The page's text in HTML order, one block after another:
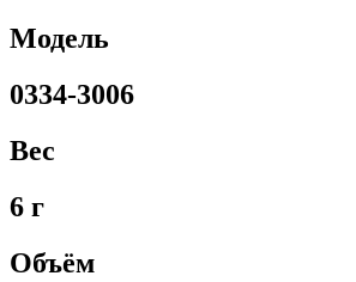
Модель
0334-3006
Вес
6 г
Объём